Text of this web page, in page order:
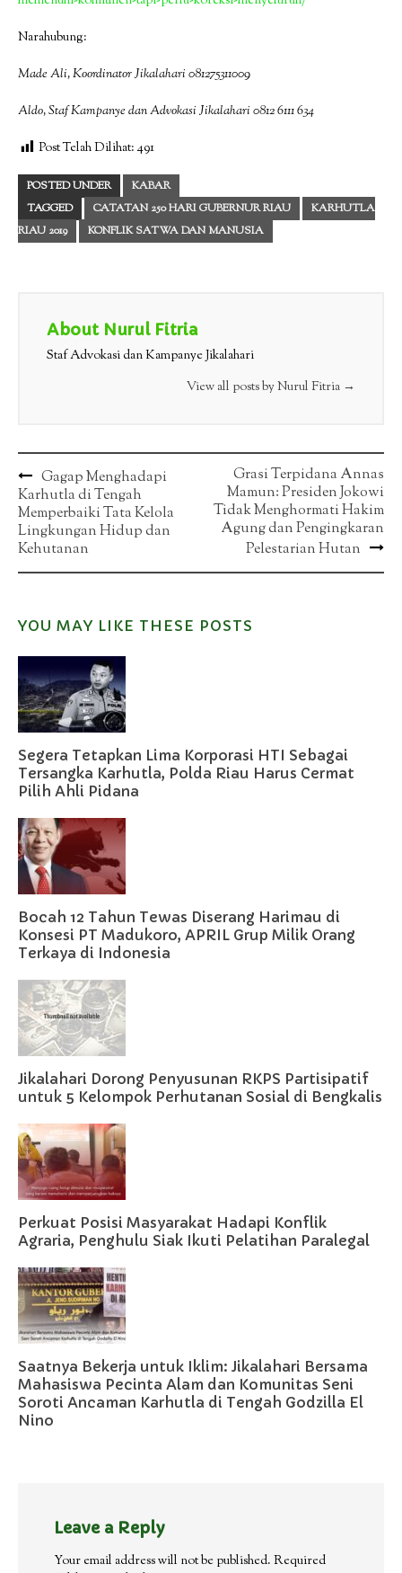
Narahubung:
Made Ali, Koordinator Jikalahari 081275311009
Aldo, Staf Kampanye dan Advokasi Jikalahari 0812 6111 634
Post Telah Dilihat: 491
POSTED UNDER
KABAR
TAGGED
CATATAN 250 HARI GUBERNUR RIAU
KARHUTLA
RIAU 2019
KONFLIK SATWA DAN MANUSIA
About Nurul Fitria
Staf Advokasi dan Kampanye Jikalahari
View all posts by Nurul Fitria →
Post
navigation
Gagap Menghadapi
Karhutla di Tengah
Memperbaiki Tata Kelola
Lingkungan Hidup dan
Kehutanan
Grasi Terpidana Annas
Mamun: Presiden Jokowi
Tidak Menghormati Hakim
Agung dan Pengingkaran
Pelestarian Hutan
YOU MAY LIKE THESE POSTS
Segera Tetapkan Lima Korporasi HTI Sebagai
Tersangka Karhutla, Polda Riau Harus Cermat
Pilih Ahli Pidana
Bocah 12 Tahun Tewas Diserang Harimau di
Konsesi PT Madukoro, APRIL Grup Milik Orang
Terkaya di Indonesia
Jikalahari Dorong Penyusunan RKPS Partisipatif
untuk 5 Kelompok Perhutanan Sosial di Bengkalis
Perkuat Posisi Masyarakat Hadapi Konflik
Agraria, Penghulu Siak Ikuti Pelatihan Paralegal
Saatnya Bekerja untuk Iklim: Jikalahari Bersama
Mahasiswa Pecinta Alam dan Komunitas Seni
Soroti Ancaman Karhutla di Tengah Godzilla El
Nino
Leave a Reply
Your email address will not be published. Required